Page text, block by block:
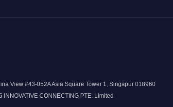
View #43-052A Asia Square Tower 1, Singapur 018960
CONNECTING PTE. Limited